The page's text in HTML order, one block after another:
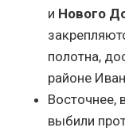
и Нового
полотна,
районе
Восточнее,
выбили